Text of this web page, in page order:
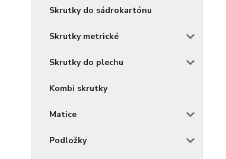
Skrutky do sádrokartónu
Skrutky metrické
Skrutky do plechu
Kombi skrutky
Matice
Podložky